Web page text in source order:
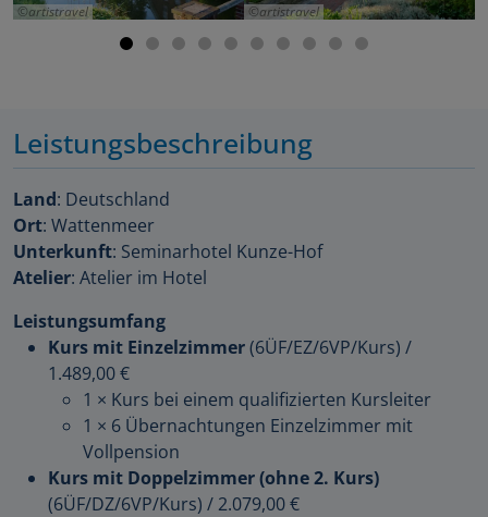
artistravel artistravel
Leistungsbeschreibung
Land: Deutschland
Ort: Wattenmeer
Unterkunft: Seminarhotel Kunze-Hof
Atelier: Atelier im Hotel
Leistungsumfang
Kurs mit Einzelzimmer(6ÜF/EZ/6VP/Kurs) /
1.489,00 €
1 × Kurs bei einem qualifizierten Kursleiter
1 × 6 Übernachtungen Einzelzimmer mit
Vollpension
Kurs mit Doppelzimmer (ohne 2. Kurs)
(6ÜF/DZ/6VP/Kurs) / 2.079,00 €